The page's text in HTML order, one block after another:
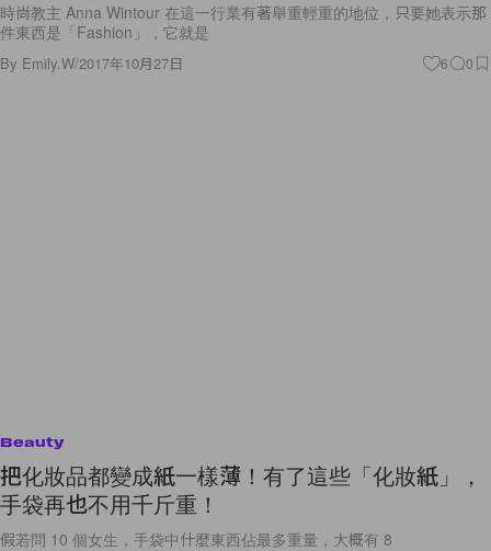
時尚教主 Anna Wintour 在這一行業有著舉重輕重的地位，只要她表示那
件東西是「Fashion」，它就是
By Emily.W/2017年10月27日 6 0
Beauty
把化妝品都變成紙一樣薄！有了這些「化妝紙」，
手袋再也不用千斤重！
假若問 10 個女生，手袋中什麼東西佔最多重量，大概有 8